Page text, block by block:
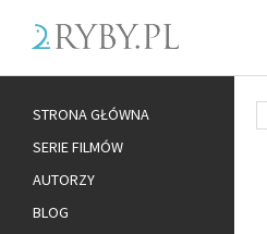
STRONA GŁÓWNA
SERIE FILMÓW
AUTORZY
BLOG